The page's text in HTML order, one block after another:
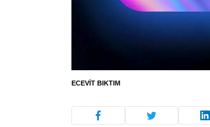
ECEVIT BIKTIM